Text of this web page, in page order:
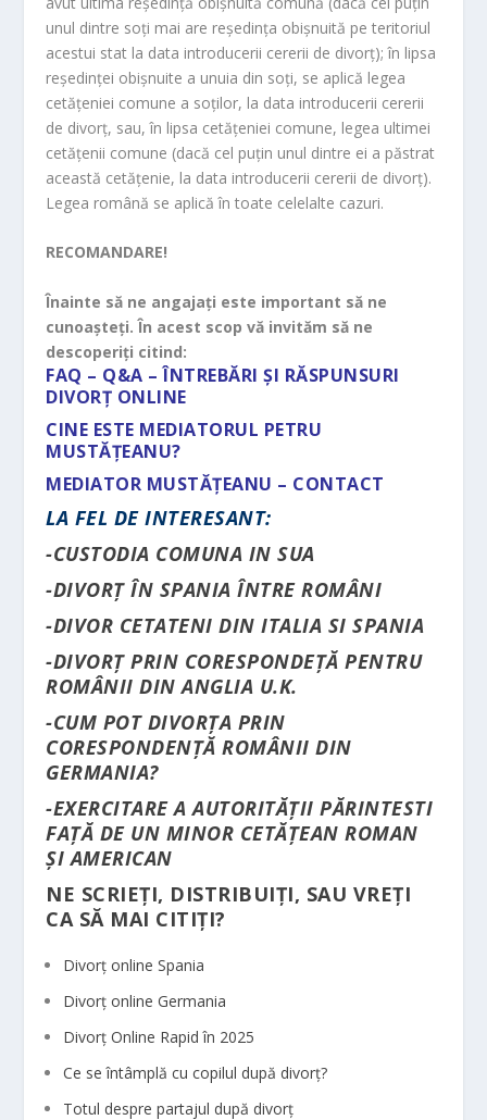
unul dintre soţi mai are reşedinţa obişnuită pe teritoriul
acestui stat la data introducerii cererii de divorţ); în lipsa
reşedinţei obişnuite a unuia din soţi, se aplică legea
cetăţeniei comune a soţilor, la data introducerii cererii
de divorţ, sau, în lipsa cetăţeniei comune, legea ultimei
cetăţenii comune (dacă cel puţin unul dintre ei a păstrat
această cetăţenie, la data introducerii cererii de divorţ).
Legea română se aplică în toate celelalte cazuri.
RECOMANDARE!
Înainte să ne angajați este important să ne
cunoașteți. În acest scop vă invităm să ne
descoperiți citind:
FAQ – Q&A – ÎNTREBĂRI ȘI RĂSPUNSURI
DIVORȚ ONLINE
CINE ESTE MEDIATORUL PETRU
MUSTĂȚEANU?
MEDIATOR MUSTĂȚEANU – CONTACT
LA FEL DE INTERESANT:
-CUSTODIA COMUNA IN SUA
-DIVORȚ ÎN SPANIA ÎNTRE ROMÂNI
-DIVOR CETATENI DIN ITALIA SI SPANIA
-DIVORȚ PRIN CORESPONDEȚĂ PENTRU
ROMÂNII DIN ANGLIA U.K.
-CUM POT DIVORȚA PRIN
CORESPONDENȚĂ ROMÂNII DIN
GERMANIA?
-EXERCITARE A AUTORITĂȚII PĂRINTESTI
FAȚĂ DE UN MINOR CETĂȚEAN ROMAN
ȘI AMERICAN
NE SCRIEȚI, DISTRIBUIȚI, SAU VREȚI
CA SĂ MAI CITIȚI?
Divorț online Spania
Divorț online Germania
Divorț Online Rapid în 2025
Ce se întâmplă cu copilul după divorț?
Totul despre partajul după divorț